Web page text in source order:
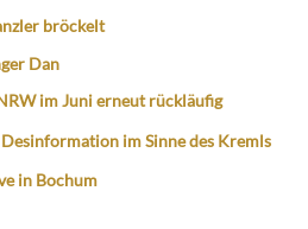
bröckelt
Dan
im Juni erneut rückläufig
im Sinne des Kremls
in Bochum